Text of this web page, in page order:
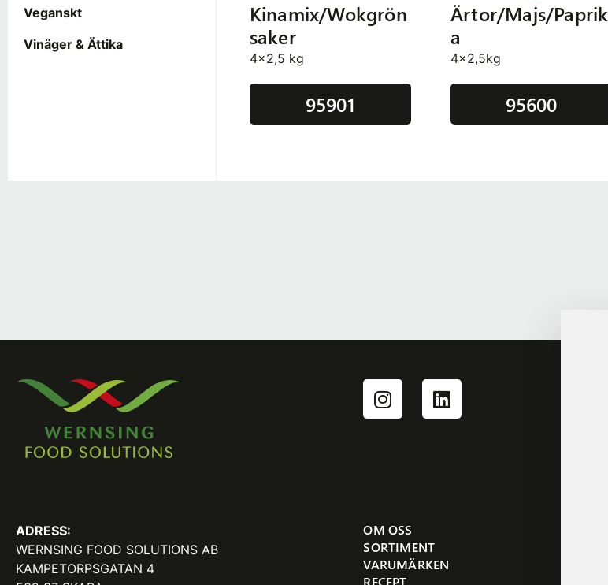
Veganskt
Vinäger & Ättika
Kinamix/Wokgrön
saker
4x2,5 kg
95901
Ärtor/Majs/Paprik
a
4x2,5kg
95600
ADRESS:
WERNSING FOOD SOLUTIONS AB
KAMPETORPSGATAN 4
OM OSS
SORTIMENT
VARUMÄRKEN
RECEPT